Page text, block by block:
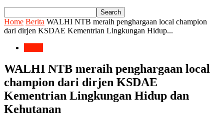
Home Berita WALHI NTB meraih penghargaan local champion
dari dirjen KSDAE Kementrian Lingkungan Hidup...
WALHI NTB meraih penghargaan local
champion dari dirjen KSDAE
Kementrian Lingkungan Hidup dan
Kehutanan